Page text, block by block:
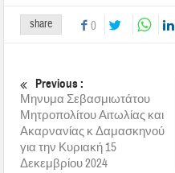
share 0
Previous :
Μηνυμα Σεβασμιωτάτου
Μητροπολίτου Αιτωλίας και
Ακαρνανίας κ Δαμασκηνού
για την Κυριακή 15
Δεκεμβρίου 2024